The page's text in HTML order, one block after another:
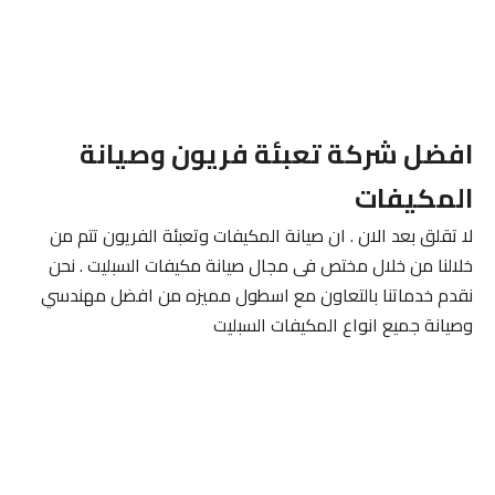
افضل شركة تعبئة فريون وصيانة
المكيفات
لا تقلق بعد الان . ان صيانة المكيفات وتعبئة الفريون تتم من
خلالنا من خلال مختص فى مجال صيانة مكيفات السبليت . نحن
نقدم خدماتنا بالتعاون مع اسطول مميزه من افضل مهندسي
وصيانة جميع انواع المكيفات السبليت